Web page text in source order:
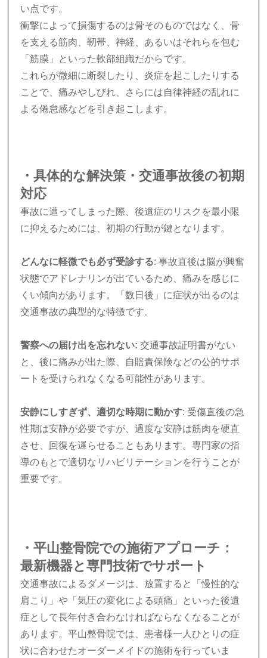
い点です。
衝撃によって損傷するのは骨そのものではなく、骨
を支える筋肉、靭帯、神経、あるいはそれらを包む
「筋膜」といった軟部組織だからです。
これらが微細に断裂したり、炎症を起こしたりする
ことで、痛みやしびれ、さらには自律神経の乱れに
よる倦怠感などを引き起こします。
・具体的な解決策・交通事故後の初期
対応
事故に遭ってしまった際、後遺症のリスクを最小限
に抑えるためには、初期の行動が鍵となります。
どんなに軽微でも必ず受診する: 事故直後は脳が興奮
状態でアドレナリンが出ているため、痛みを感じに
くい傾向があります。「数日後」に症状が出るのは
交通事故の典型的な特徴です。
警察への届け出を忘れない: 交通事故証明書がない
と、後に痛みが出た際、自賠責保険などの公的サポ
ートを受けられなくなる可能性があります。
安静にしすぎず、適切な時期に動かす: 受傷直後の急
性期は安静が必要ですが、過度な安静は筋肉を硬直
させ、回復を遅らせることもあります。専門家の指
導のもとで適切なリハビリテーションを行うことが
重要です。
・平山整骨院での施術アプローチ：
最新機器と専門技術でサポート
交通事故によるダメージは、放置すると「慢性的な
肩こり」や「気圧の変化による頭痛」といった後遺
症として長年付き合わなければならなくなることが
あります。平山整骨院では、患者様一人ひとりの症
状に合わせたオーダーメイドの施術を行っていま